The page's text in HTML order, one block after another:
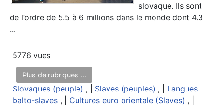
slovaque. Ils sont
de l’ordre de 5.5 à 6 millions dans le monde dont 4.3
...
5776 vues
Plus de rubriques ...
Slovaques (peuple) , | Slaves (peuples) , | Langues
balto-slaves , | Cultures euro orientale (Slaves) , |